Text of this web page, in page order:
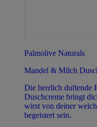
Palmolive Naturals
Mandel & Milch
Die herrlich duftende
Duschcreme bringt
wirst von deiner
begeistert sein.